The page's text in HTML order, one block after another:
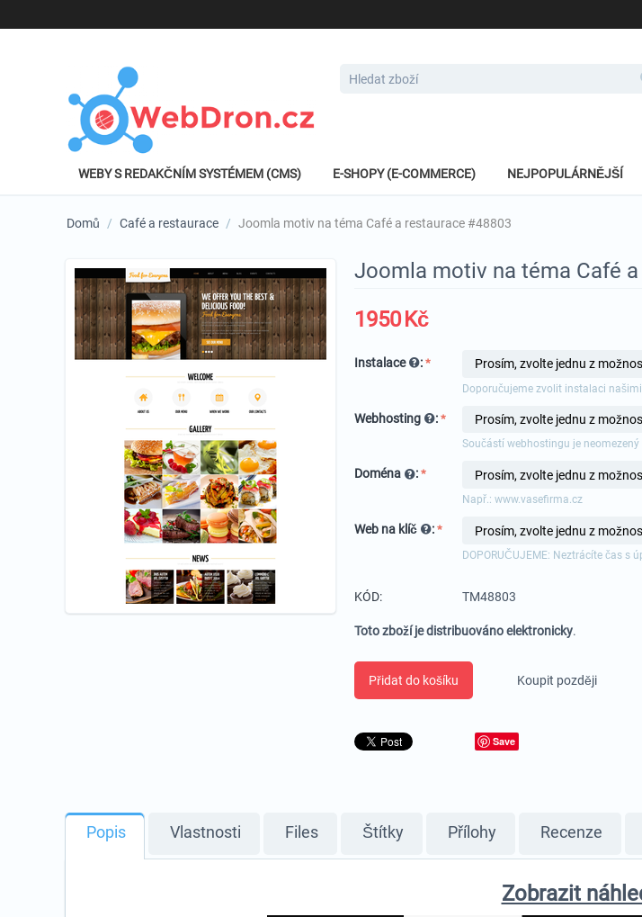
WEBY S REDAKČNÍM SYSTÉMEM (CMS) E-SHOPY (E-COMMERCE) NEJPOPULÁRNĚJŠÍ
Domů / Café a restaurace / Joomla motiv na téma Café a restaurace #48803
Joomla motiv na téma Café
1950Kč
Instalace :
Doporučujeme zvolit instalaci
Webhosting :
Součástí webhostingu je
Doména :
Např.: www.vasefirma.cz
Web na klíč :
DOPORUČUJEME: Neztrácíte čas s
KÓD: TM48803
Toto zboží je distribuováno elektronicky.
Přidat do košíku Koupit později
Save
Popis Vlastnosti Files Štítky Přílohy Recenze
Zobrazit